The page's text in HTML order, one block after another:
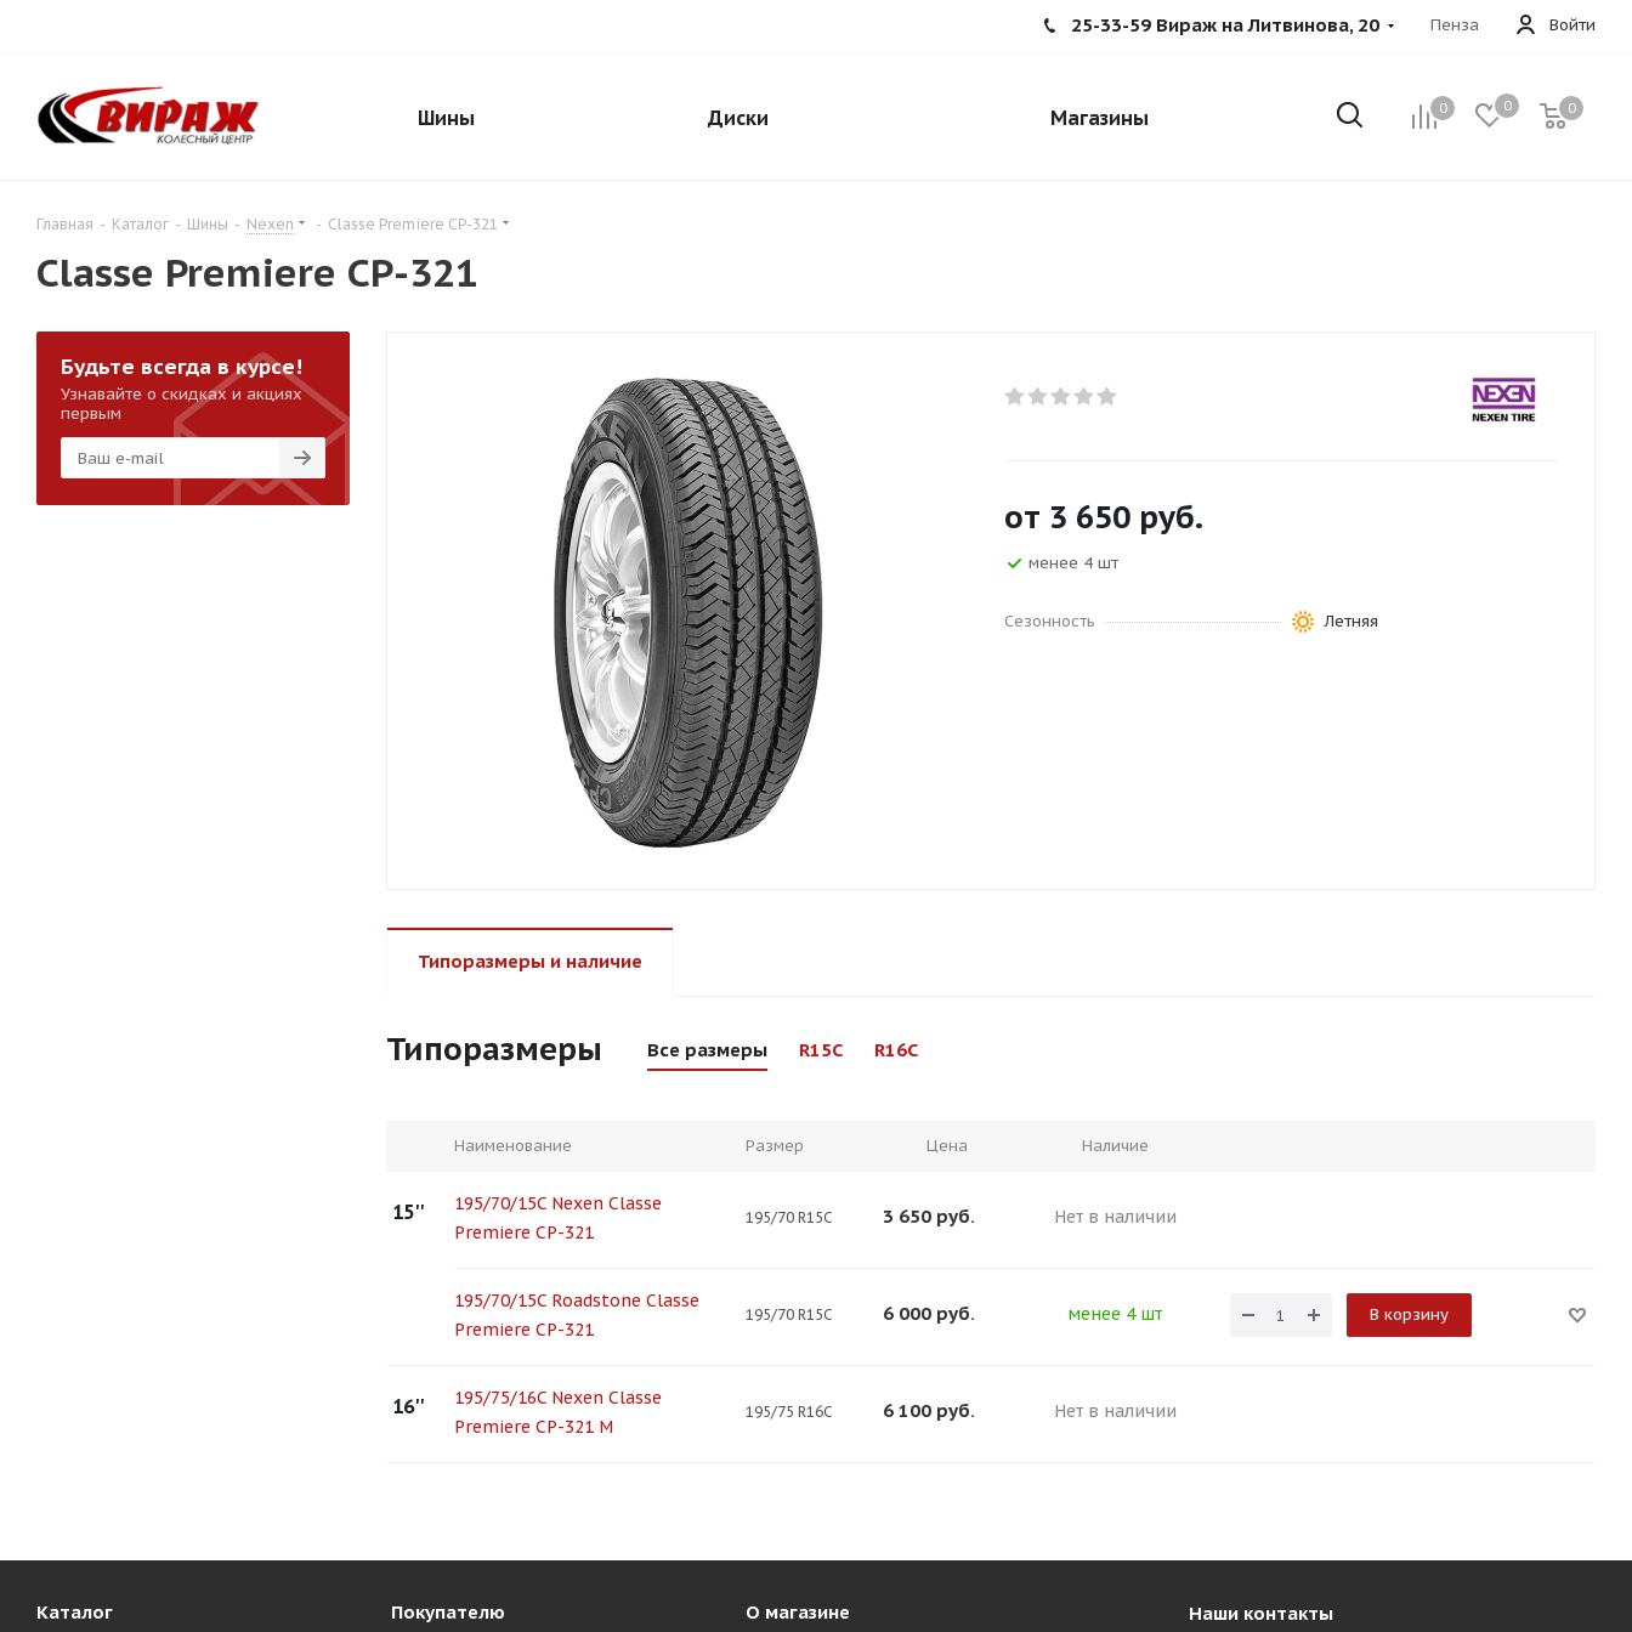
Войти
Пенза
25-33-59 Вираж на Литвинова, 20
0 0 0
Шины Диски Магазины
Главная - Каталог - Шины - Nexen - Classe Premiere CP-321
Classe Premiere CP-321
от 3 650 руб.
менее 4 шт
Сезонность Летняя
Типоразмеры и наличие
Типоразмеры Все размеры R15C R16C
Наименование Размер Цена Наличие
15''
195/70/15C Nexen Classe
Premiere CP-321
195/70 R15C 3 650 руб. Нет в наличии
195/70/15C Roadstone Classe
Premiere CP-321
195/70 R15C 6 000 руб. менее 4 шт В корзину
16''
195/75/16C Nexen Classe
Premiere CP-321 М
195/75 R16C 6 100 руб. Нет в наличии
Будьте всегда в курсе!
Узнавайте о скидках и акциях
первым
Каталог Покупателю О магазине Наши контакты